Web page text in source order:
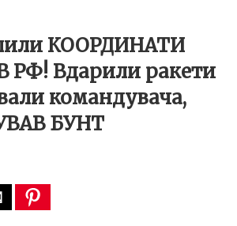
КООРДИНАТИ
РФ! Вдарили ракети
командувача,
БУНТ